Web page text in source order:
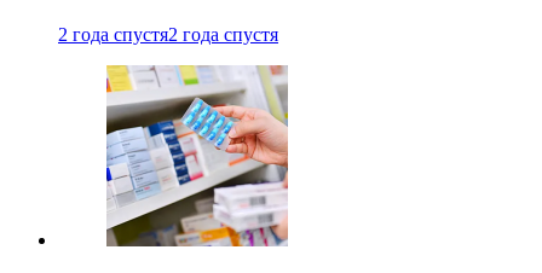
2 года спустя2 года спустя